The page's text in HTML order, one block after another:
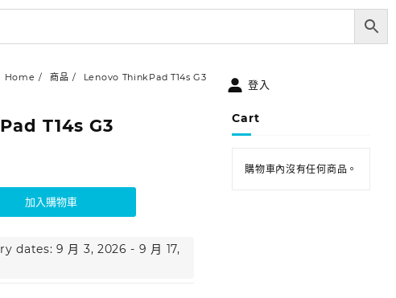
Home 商品 Lenovo ThinkPad T14s G3
T14s G3
加入購物車
dates: 9 月 3, 2026 - 9 月 17,
登入
Cart
購物車內沒有任何商品。